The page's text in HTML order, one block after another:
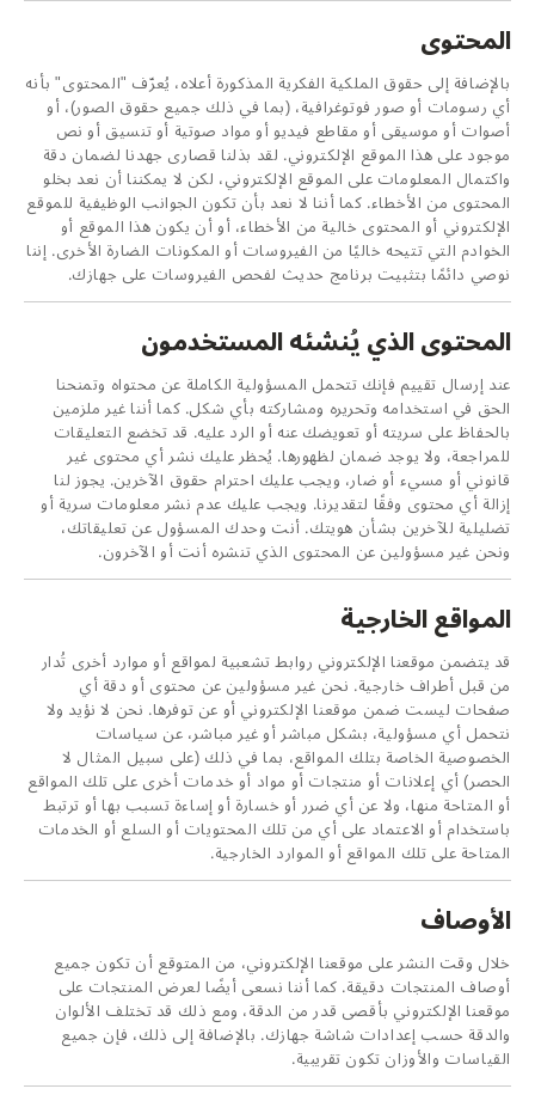
المحتوى
بالإضافة إلى حقوق الملكية الفكرية المذكورة أعلاه، يُعرّف "المحتوى" بأنه
أي رسومات أو صور فوتوغرافية، (بما في ذلك جميع حقوق الصور)، أو
أصوات أو موسيقى أو مقاطع فيديو أو مواد صوتية أو تنسيق أو نص
موجود على هذا الموقع الإلكتروني. لقد بذلنا قصارى جهدنا لضمان دقة
واكتمال المعلومات على الموقع الإلكتروني، لكن لا يمكننا أن نعد بخلو
المحتوى من الأخطاء. كما أننا لا نعد بأن تكون الجوانب الوظيفية للموقع
الإلكتروني أو المحتوى خالية من الأخطاء، أو أن يكون هذا الموقع أو
الخوادم التي تتيحه خاليًا من الفيروسات أو المكونات الضارة الأخرى. إننا
نوصي دائمًا بتثبيت برنامج حديث لفحص الفيروسات على جهازك.
المحتوى الذي يُنشئه المستخدمون
عند إرسال تقييم فإنك تتحمل المسؤولية الكاملة عن محتواه وتمنحنا
الحق في استخدامه وتحريره ومشاركته بأي شكل. كما أننا غير ملزمين
بالحفاظ على سريته أو تعويضك عنه أو الرد عليه. قد تخضع التعليقات
للمراجعة، ولا يوجد ضمان لظهورها. يُحظر عليك نشر أي محتوى غير
قانوني أو مسيء أو ضار، ويجب عليك احترام حقوق الآخرين. يجوز لنا
إزالة أي محتوى وفقًا لتقديرنا. ويجب عليك عدم نشر معلومات سرية أو
تضليلية للآخرين بشأن هويتك. أنت وحدك المسؤول عن تعليقاتك،
ونحن غير مسؤولين عن المحتوى الذي تنشره أنت أو الآخرون.
المواقع الخارجية
قد يتضمن موقعنا الإلكتروني روابط تشعبية لمواقع أو موارد أخرى تُدار
من قبل أطراف خارجية. نحن غير مسؤولين عن محتوى أو دقة أي
صفحات ليست ضمن موقعنا الإلكتروني أو عن توفرها. نحن لا نؤيد ولا
نتحمل أي مسؤولية، بشكل مباشر أو غير مباشر، عن سياسات
الخصوصية الخاصة بتلك المواقع، بما في ذلك (على سبيل المثال لا
الحصر) أي إعلانات أو منتجات أو مواد أو خدمات أخرى على تلك المواقع
أو المتاحة منها، ولا عن أي ضرر أو خسارة أو إساءة تسبب بها أو ترتبط
باستخدام أو الاعتماد على أي من تلك المحتويات أو السلع أو الخدمات
المتاحة على تلك المواقع أو الموارد الخارجية.
الأوصاف
خلال وقت النشر على موقعنا الإلكتروني، من المتوقع أن تكون جميع
أوصاف المنتجات دقيقة. كما أننا نسعى أيضًا لعرض المنتجات على
موقعنا الإلكتروني بأقصى قدر من الدقة، ومع ذلك قد تختلف الألوان
والدقة حسب إعدادات شاشة جهازك. بالإضافة إلى ذلك، فإن جميع
القياسات والأوزان تكون تقريبية.